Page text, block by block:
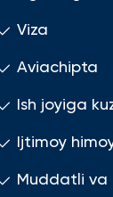
Viza
Aviachipta
Ish joyiga
Ijtimoy
Muddatli va